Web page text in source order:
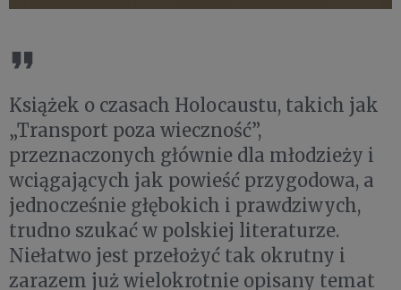
Książek o czasach Holocaustu, takich jak
„Transport poza wieczność”,
przeznaczonych głównie dla młodzieży i
wciągających jak powieść przygodowa, a
jednocześnie głębokich i prawdziwych,
trudno szukać w polskiej literaturze.
Niełatwo jest przełożyć tak okrutny i
zarazem już wielokrotnie opisany temat